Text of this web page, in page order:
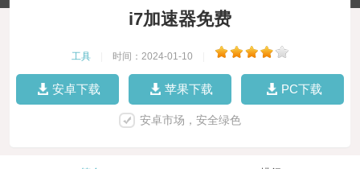
i7加速器免费
工具 时间：2024-01-10
安卓下载 苹果下载 PC下载
安卓市场，安全绿色